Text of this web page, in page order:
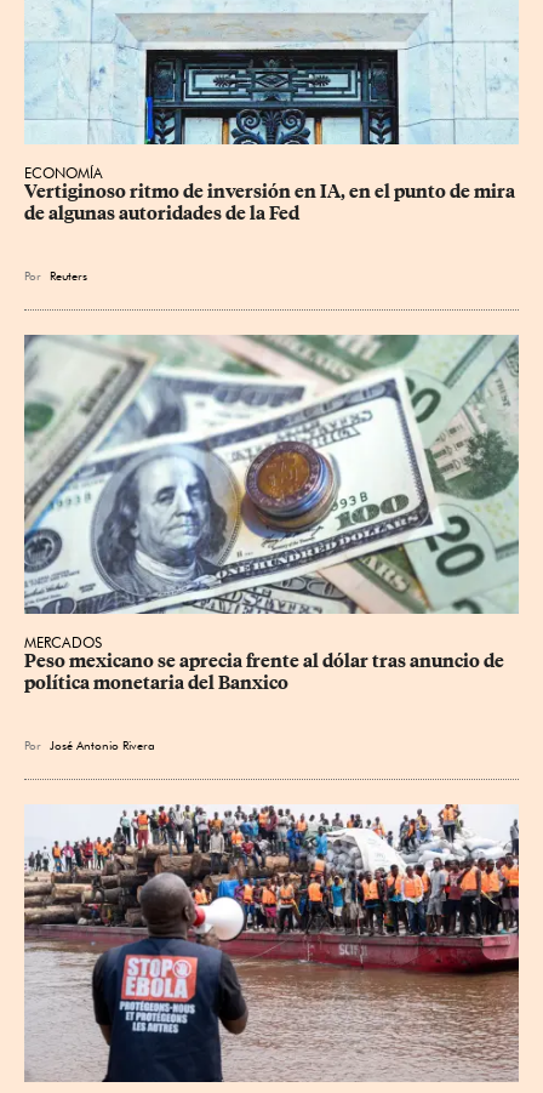
ECONOMÍA
Vertiginoso ritmo de inversión en IA, en el punto de mira
de algunas autoridades de la Fed
Por Reuters
MERCADOS
Peso mexicano se aprecia frente al dólar tras anuncio de
política monetaria del Banxico
Por José Antonio Rivera